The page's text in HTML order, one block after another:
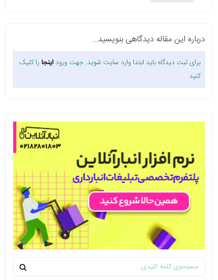
درباره این مقاله دیدگاهی بنویسید...
برای ثبت دیدگاه باید ابتدا وارد سایت شوید. جهت ورود اینجا را کلیک
کنید